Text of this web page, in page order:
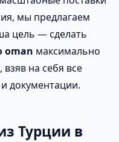
мы предлагаем
цель — сделать
oman максимально
на себя все
документации.
Турции в